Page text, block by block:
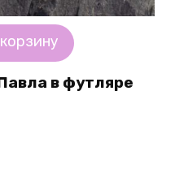
в футляре